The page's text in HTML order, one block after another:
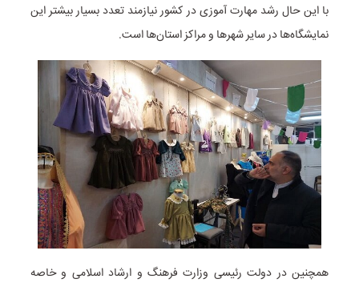
با این حال رشد مهارت آموزی در کشور نیازمند تعدد بسیار بیشتر این
نمایشگاه‌ها در سایر شهرها و مراکز استان‌ها است.
همچنین در دولت رئیسی وزارت فرهنگ و ارشاد اسلامی و خاصه